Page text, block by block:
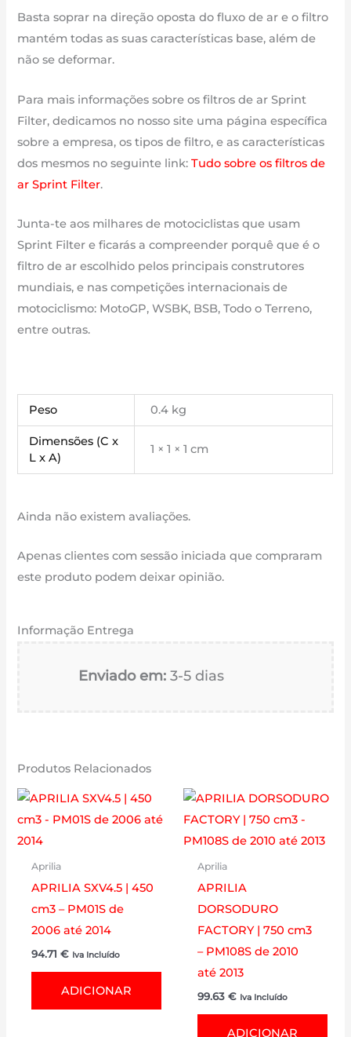
Basta soprar na direção oposta do fluxo de ar e o filtro
mantém todas as suas características base, além de
não se deformar.
Para mais informações sobre os filtros de ar Sprint
Filter, dedicamos no nosso site uma página específica
sobre a empresa, os tipos de filtro, e as características
dos mesmos no seguinte link:Tudo sobre os filtros de
ar Sprint Filter.
Junta-te aos milhares de motociclistas que usam
Sprint Filter e ficarás a compreender porquê que é o
filtro de ar escolhido pelos principais construtores
mundiais, e nas competições internacionais de
motociclismo: MotoGP, WSBK, BSB, Todo o Terreno,
entre outras.
Peso 0.4 kg
Dimensões (C x
L x A)
1 × 1 × 1 cm
Ainda não existem avaliações.
Apenas clientes com sessão iniciada que compraram
este produto podem deixar opinião.
Informação Entrega
Enviado em: 3-5 dias
Produtos Relacionados
Aprilia
APRILIA SXV4.5 | 450
cm3 – PM01S de
2006 até 2014
94.71 € Iva Incluído
ADICIONAR
Aprilia
APRILIA
DORSODURO
FACTORY | 750 cm3
– PM108S de 2010
até 2013
99.63 € Iva Incluído
ADICIONAR